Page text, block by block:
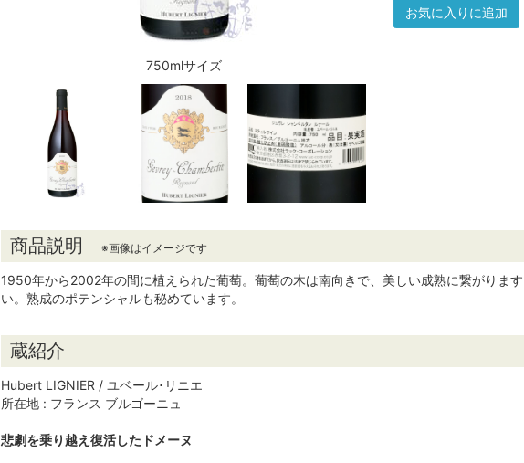
750mlサイズ
お気に入りに追加
商品説明 ※画像はイメージです
1950年から2002年の間に植えられた葡萄。葡萄の木は南向きで、美しい成熟に繋がりま
い。熟成のポテンシャルも秘めています。
蔵紹介
Hubert LIGNIER / ユベール･リニエ
所在地 : フランス ブルゴーニュ
悲劇を乗り越え復活したドメーヌ